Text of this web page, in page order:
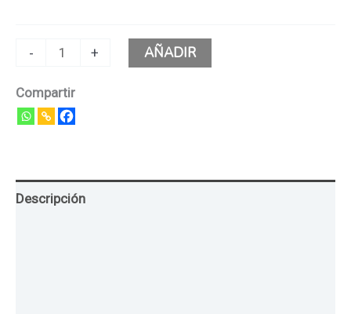
- + AÑADIR
Compartir
Descripción